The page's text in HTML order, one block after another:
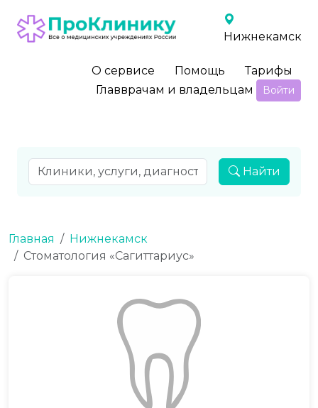
Нижнекамск
О сервисе Помощь
Тарифы
Главврачам и владельцам
Войти
Найти
Главная
Нижнекамск
Стоматология «Сагиттариус»